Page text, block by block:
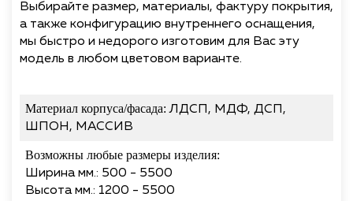
Выбирайте размер, материалы, фактуру покрытия,
а также конфигурацию внутреннего оснащения,
мы быстро и недорого изготовим для Вас эту
модель в любом цветовом варианте.
Материал корпуса/фасада: ЛДСП, МДФ, ДСП,
ШПОН, МАССИВ
Возможны любые размеры изделия:
Ширина мм.: 500 - 5500
Высота мм.: 1200 - 5500